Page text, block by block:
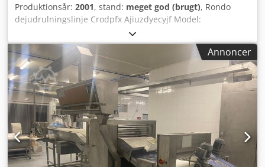
Produktionsår: 2001, stand: meget god (brugt), Rondo
dejudrulningslinje Crodpfx Ajiuzdyecyjf Model:
Laminazione Årgang: 2001, rustfrit stål, samlet længde
7000 mm. Denne linje består af en indførselssektion,
multi-rulle satellithoved, tværliggerstikker og derefter en
kalibrator, som forarbejder butterdej fra blokke/billetter til
en slutbredde på 600 mm og en tykkelse på 2-3 mm.
Leveres komplet med el-diagrammer og manualer.
Annoncer